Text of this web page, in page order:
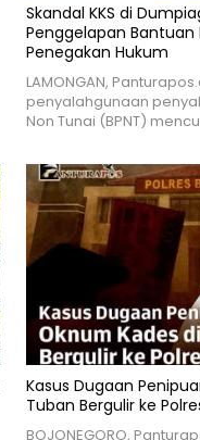
Skandal KKS di
Penggelapan
Penegakan Hukum
LAMONGAN,
penyalahgunaan
Non Tunai (BPNT)
Kasus Dugaan
Tuban Bergulir ke
BOJONEGORO,